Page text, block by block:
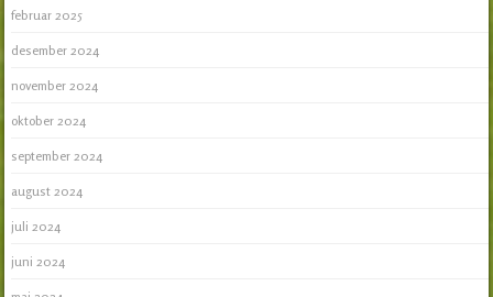
februar 2025
desember 2024
november 2024
oktober 2024
september 2024
august 2024
juli 2024
juni 2024